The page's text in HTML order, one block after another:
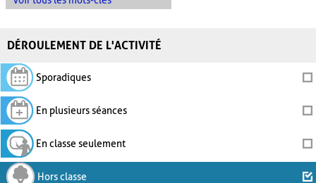
DÉROULEMENT DE L'ACTIVITÉ
Sporadiques
En plusieurs séances
En classe seulement
Hors classe